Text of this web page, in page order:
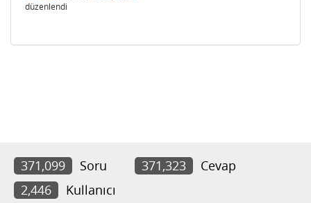
düzenlendi
371,099 Soru 371,323
Cevap
2,446
Kullanıcı